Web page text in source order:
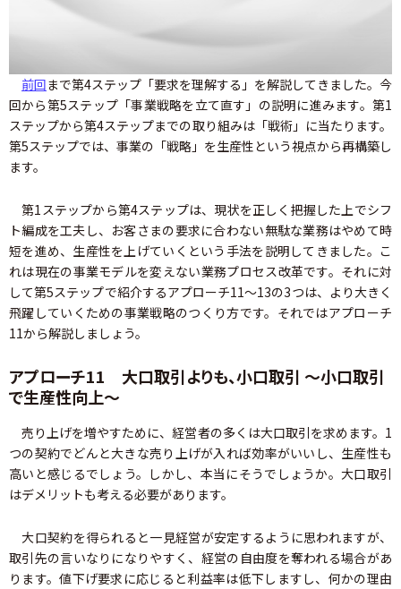
前回まで第4ステップ「要求を理解する」を解説してきました。今
回から第5ステップ「事業戦略を立て直す」の説明に進みます。第1
ステップから第4ステップまでの取り組みは「戦術」に当たります。
第5ステップでは、事業の「戦略」を生産性という視点から再構築し
ます。
第1ステップから第4ステップは、現状を正しく把握した上でシフ
ト編成を工夫し、お客さまの要求に合わない無駄な業務はやめて時
短を進め、生産性を上げていくという手法を説明してきました。こ
れは現在の事業モデルを変えない業務プロセス改革です。それに対
して第5ステップで紹介するアプローチ11～13の3つは、より大きく
飛躍していくための事業戦略のつくり方です。それではアプローチ
11から解説しましょう。
アプローチ11 大口取引よりも、小口取引 ～小口取引
で生産性向上～
売り上げを増やすために、経営者の多くは大口取引を求めます。1
つの契約でどんと大きな売り上げが入れば効率がいいし、生産性も
高いと感じるでしょう。しかし、本当にそうでしょうか。大口取引
はデメリットも考える必要があります。
大口契約を得られると一見経営が安定するように思われますが、
取引先の言いなりになりやすく、経営の自由度を奪われる場合があ
ります。値下げ要求に応じると利益率は低下しますし、何かの理由